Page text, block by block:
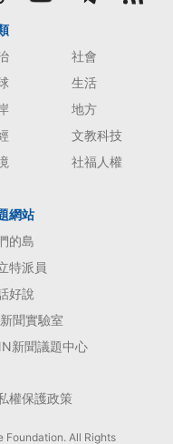
社會
生活
地方
文教科技
社福人權
網站
的島
特派員
好說
聞實驗室
新聞議題中心
權保護政策
All Rights